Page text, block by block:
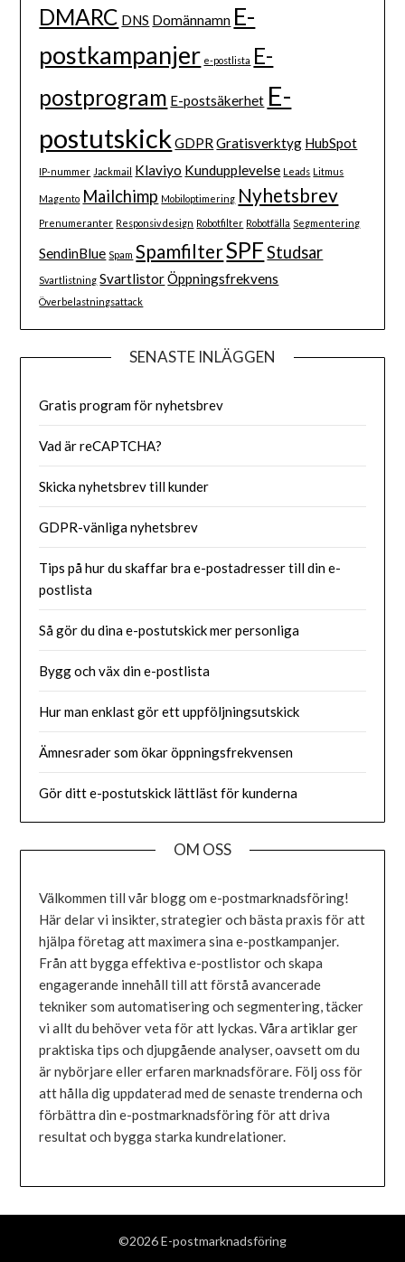
DMARC DNS Domännamn E-
postkampanjer e-postlista E-
postprogram E-postsäkerhet E-
postutskick GDPRGratisverktyg HubSpot
IP-nummer Jackmail Klaviyo Kundupplevelse Leads Litmus
Magento Mailchimp Mobiloptimering Nyhetsbrev
Prenumeranter Responsiv design Robotfilter Robotfälla Segmentering
SendinBlue Spam SpamfilterSPF Studsar
Svartlistning SvartlistorÖppningsfrekvens
Överbelastningsattack
SENASTE INLÄGGEN
Gratis program för nyhetsbrev
Vad är reCAPTCHA?
Skicka nyhetsbrev till kunder
GDPR-vänliga nyhetsbrev
Tips på hur du skaffar bra e-postadresser till din e-
postlista
Så gör du dina e-postutskick mer personliga
Bygg och väx din e-postlista
Hur man enklast gör ett uppföljningsutskick
Ämnesrader som ökar öppningsfrekvensen
Gör ditt e-postutskick lättläst för kunderna
OM OSS
Välkommen till vår blogg om e-postmarknadsföring!
Här delar vi insikter, strategier och bästa praxis för att
hjälpa företag att maximera sina e-postkampanjer.
Från att bygga effektiva e-postlistor och skapa
engagerande innehåll till att förstå avancerade
tekniker som automatisering och segmentering, täcker
vi allt du behöver veta för att lyckas. Våra artiklar ger
praktiska tips och djupgående analyser, oavsett om du
är nybörjare eller erfaren marknadsförare. Följ oss för
att hålla dig uppdaterad med de senaste trenderna och
förbättra din e-postmarknadsföring för att driva
resultat och bygga starka kundrelationer.
©2026 E-postmarknadsföring